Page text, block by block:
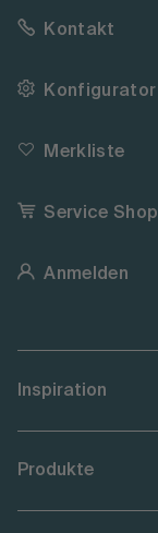
Kontakt
Konfigurator
Merkliste
Service Shop
Anmelden
Inspiration
Produkte